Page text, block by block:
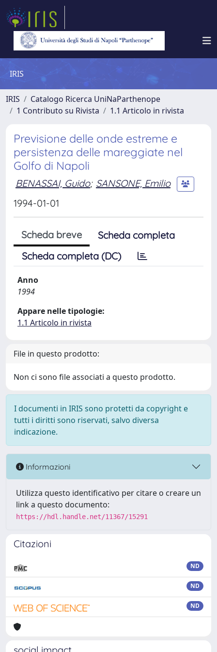
IRIS
IRIS
Catalogo Ricerca UniNaParthenope
1 Contributo su Rivista
1.1 Articolo in rivista
Previsione delle onde estreme e
persistenza delle mareggiate nel
Golfo di Napoli
BENASSAI, Guido; SANSONE, Emilio
1994-01-01
Scheda breve
Scheda completa
Scheda completa (DC)
Anno
1994
Appare nelle tipologie:
1.1 Articolo in rivista
File in questo prodotto:
Non ci sono file associati a questo prodotto.
I documenti in IRIS sono protetti da copyright e
tutti i diritti sono riservati, salvo diversa
indicazione.
Informazioni
Utilizza questo identificativo per citare o creare un
link a questo documento:
https://hdl.handle.net/11367/15291
Citazioni
ND
ND
ND